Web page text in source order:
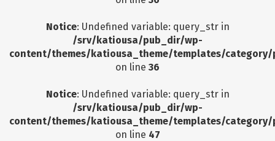
Notice: Undefined variable: query_str in
/srv/katiousa/pub_dir/wp-
content/themes/katiousa_theme/templates/
on line 36
Notice: Undefined variable: query_str in
/srv/katiousa/pub_dir/wp-
content/themes/katiousa_theme/templates/
on line 47